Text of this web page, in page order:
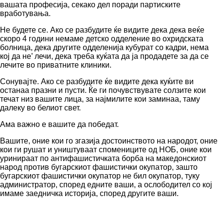
вашата професија, секако дел поради партиските
вработувања.
Не будете се. Ако се разбудите ќе видите дека дека веќе
скоро 4 години немаме детско одделение во охридската
болница, дека другите одделенија кубурат со кадри, нема
кој да не’ лечи, дека треба куќата да ја продадете за да се
лечите во приватните клиники.
Сонувајте. Ако се разбудите ќе видите дека куќите ви
останаа празни и пусти. Ќе ги почувствувате солзите кои
течат низ вашите лица, за најмилите кои заминаа, таму
далеку во белиот свет.
Ама важно е вашите да победат.
Вашите, оние кои го згазија достоинството на народот, оние
кои ги рушат и уништуваат спомениците од НОБ, оние кои
уринираат по антифашистичката борба на македонскиот
народ против бугарскиот фашистички окупатор, зашто
бугарскиот фашистички окупатор не бил окупатор, туку
администратор, според едните ваши, а ослободител со кој
имаме заедничка историја, според другите ваши.